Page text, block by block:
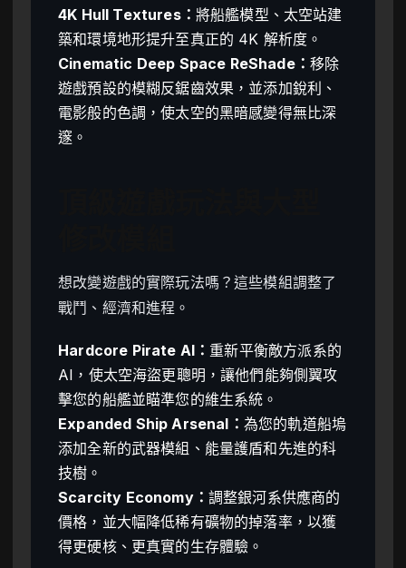
4K Hull Textures： 將船艦模型、太空站建
築和環境地形提升至真正的 4K 解析度。
Cinematic Deep Space ReShade：移除
遊戲預設的模糊反鋸齒效果，並添加銳利、
電影般的色調，使太空的黑暗感變得無比深
邃。
想改變遊戲的實際玩法嗎？這些模組調整了
戰鬥、經濟和進程。
Hardcore Pirate AI： 重新平衡敵方派系的
AI，使太空海盜更聰明，讓他們能夠側翼攻
擊您的船艦並瞄準您的維生系統。
Expanded Ship Arsenal： 為您的軌道船塢
添加全新的武器模組、能量護盾和先進的科
技樹。
Scarcity Economy： 調整銀河系供應商的
價格，並大幅降低稀有礦物的掉落率，以獲
得更硬核、更真實的生存體驗。